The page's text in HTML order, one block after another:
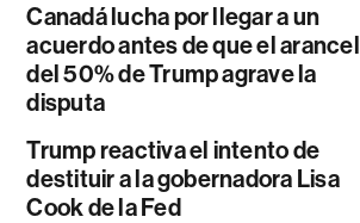
Canadá lucha por llegar a un
acuerdo antes de que el arancel
del 50% de Trump agrave la
disputa
Trump reactiva el intento de
destituir a la gobernadora Lisa
Cook de la Fed